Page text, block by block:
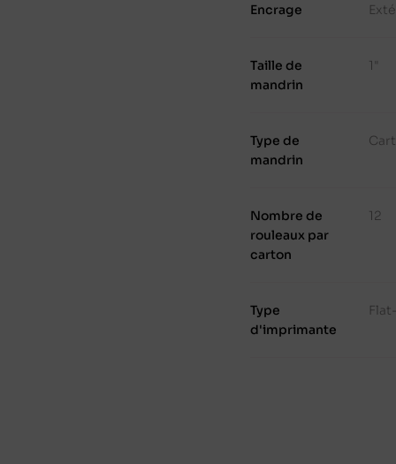
Encrage
Taille de
mandrin
1"
Type de
mandrin
Nombre de
rouleaux par
carton
12
Type
d'imprimante